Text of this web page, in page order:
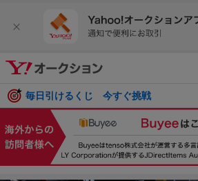
毎日引けるくじ 今すぐ挑戦